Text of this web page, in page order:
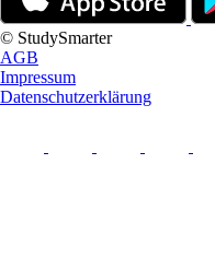
© StudySmarter
AGB
Impressum
Datenschutzerklärung